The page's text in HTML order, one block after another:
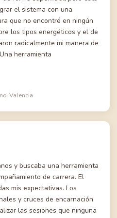
el sistema con una
que no encontré en ningún
los tipos energéticos y el de
radicalmente mi manera de
herramienta
Valencia
y buscaba una herramienta
de carrera. El
mis expectativas. Los
y cruces de encarnación
las sesiones que ninguna